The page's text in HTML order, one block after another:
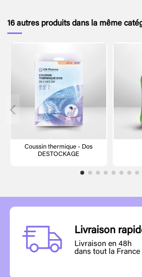
16 autres produits dans la même
Coussin thermique - Dos
DESTOCKAGE
Livraison
Livraison en 48h
dans tout la France